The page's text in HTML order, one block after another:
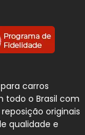
carros
todo o Brasil com
originais
qualidade e